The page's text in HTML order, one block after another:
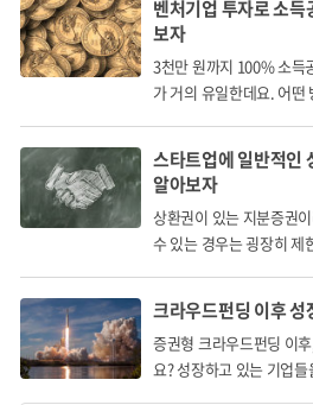
사업 위험
1. 본 사채의 상환은, 투자 대상 애
생되는 이익에 기반하여 정산합니
이 발생될 경우, 투자지분율에 따라
2. 애니메이션의 흥행은 다양한 변
습니다. 일반적으로, 예상치 못한 경
캐릭터에 대한 대중의 선호, 애니메
에서의 사회적 이슈, 연출력 등의 다
장성을 인정받으며 호평받은 기대작
벤처기업 투자로 소
보자
3천만 원까지 100% 소득
가 거의 유일한데요. 어
스타트업에 일반적인
알아보자
상환권이 있는 지분증권
수 있는 경우는 굉장히 제
크라우드펀딩 이후
증권형 크라우드펀딩 이
요? 성장하고 있는 기업